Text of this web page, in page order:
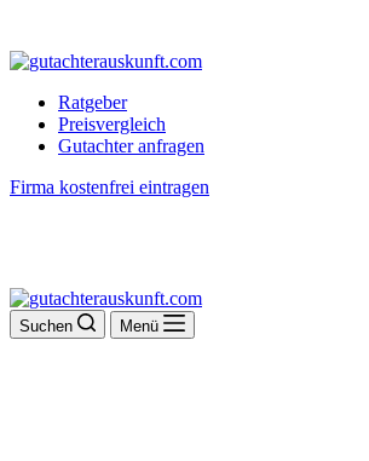
Ratgeber
Preisvergleich
Gutachter anfragen
Firma kostenfrei eintragen
Suchen Menü